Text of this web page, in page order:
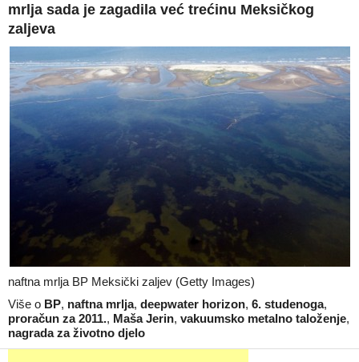
mrlja sada je zagadila već trećinu Meksičkog
zaljeva
naftna mrlja BP Meksički zaljev (Getty Images)
Više o BP, naftna mrlja, deepwater horizon, 6. studenoga,
proračun za 2011., Maša Jerin, vakuumsko metalno taloženje,
nagrada za životno djelo